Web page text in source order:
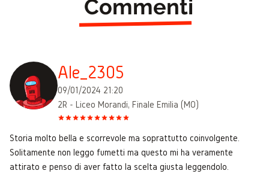
Commenti
Ale_2305
09/01/2024 21:20
2R - Liceo Morandi, Finale Emilia (MO)
Storia molto bella e scorrevole ma soprattutto coinvolgente.
Solitamente non leggo fumetti ma questo mi ha veramente
attirato e penso di aver fatto la scelta giusta leggendolo.